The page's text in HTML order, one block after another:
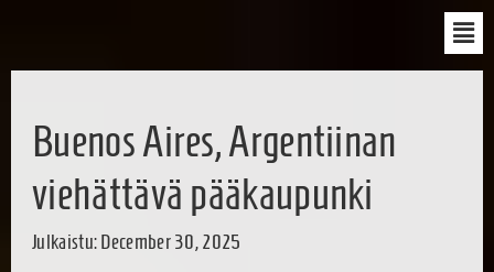
Buenos Aires, Argentiinan
viehättävä pääkaupunki
Julkaistu: December 30, 2025